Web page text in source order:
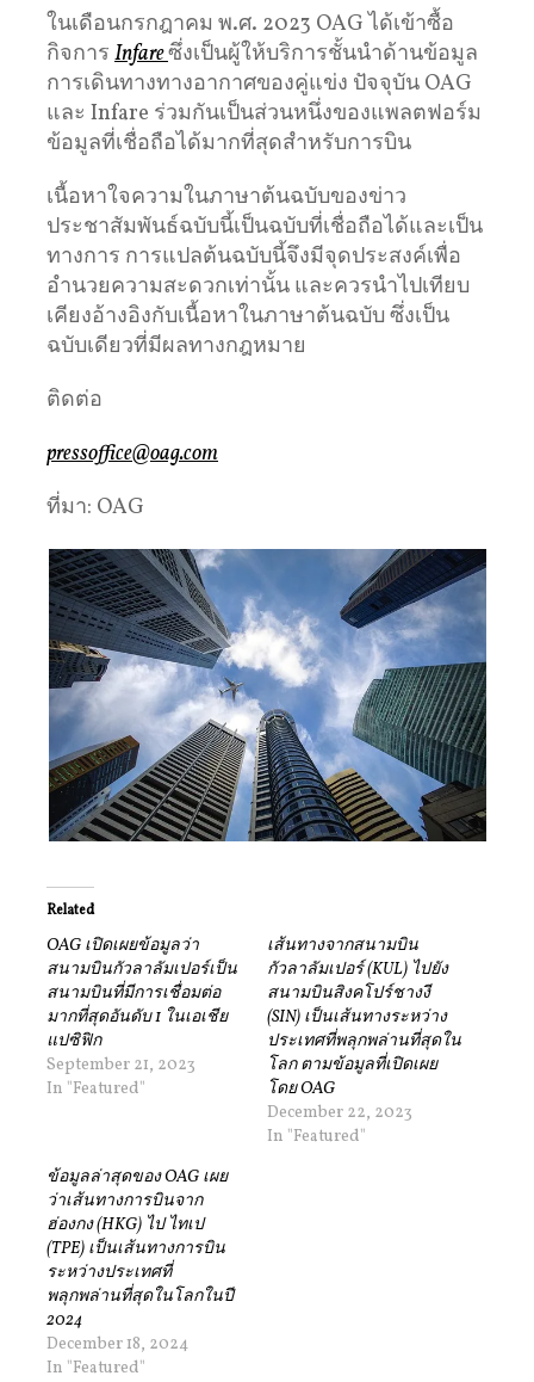
ในเดือนกรกฎาคม พ.ศ. 2023 OAG ได้เข้าซื้อ
กิจการ Infareซึ่งเป็นผู้ให้บริการชั้นนำด้านข้อมูล
การเดินทางทางอากาศของคู่แข่ง ปัจจุบัน OAG
และ Infare ร่วมกันเป็นส่วนหนึ่งของแพลตฟอร์ม
ข้อมูลที่เชื่อถือได้มากที่สุดสําหรับการบิน
เนื้อหาใจความในภาษาต้นฉบับของข่าว
ประชาสัมพันธ์ฉบับนี้เป็นฉบับที่เชื่อถือได้และเป็น
ทางการ การแปลต้นฉบับนี้จึงมีจุดประสงค์เพื่อ
อำนวยความสะดวกเท่านั้น และควรนำไปเทียบ
เคียงอ้างอิงกับเนื้อหาในภาษาต้นฉบับ ซึ่งเป็น
ฉบับเดียวที่มีผลทางกฎหมาย
ติดต่อ
pressoffice@oag.com
ที่มา: OAG
Related
OAG เปิดเผยข้อมูลว่า
สนามบินกัวลาลัมเปอร์เป็น
สนามบินที่มีการเชื่อมต่อ
มากที่สุดอันดับ 1 ในเอเชีย
แปซิฟิก
September 21, 2023
In "Featured"
เส้นทางจากสนามบิน
กัวลาลัมเปอร์ (KUL) ไปยัง
สนามบินสิงคโปร์ชางงี
(SIN) เป็นเส้นทางระหว่าง
ประเทศที่พลุกพล่านที่สุดใน
โลก ตามข้อมูลที่เปิดเผย
โดย OAG
December 22, 2023
In "Featured"
ข้อมูลล่าสุดของ OAG เผย
ว่าเส้นทางการบินจาก
ฮ่องกง (HKG) ไป ไทเป
(TPE) เป็นเส้นทางการบิน
ระหว่างประเทศที่
พลุกพล่านที่สุดในโลกในปี
2024
December 18, 2024
In "Featured"